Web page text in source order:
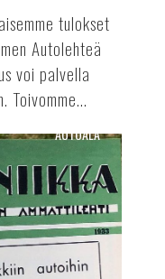
tulokset
Autolehteä
voi palvella
Toivomme...
AUTOALA